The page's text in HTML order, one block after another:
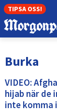
TIPSA OSS!
Burka
VIDEO:
hijab när de
inte komma